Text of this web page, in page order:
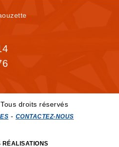
droits réservés
- CONTACTEZ-NOUS
RÉALISATIONS